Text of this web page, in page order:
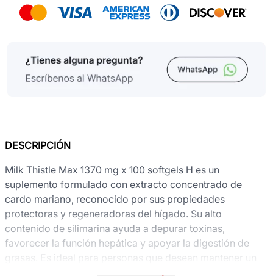
DESCRIPCIÓN
Milk Thistle Max 1370 mg x 100 softgels H es un
suplemento formulado con extracto concentrado de
cardo mariano, reconocido por sus propiedades
protectoras y regeneradoras del hígado. Su alto
contenido de silimarina ayuda a depurar toxinas,
favorecer la función hepática y apoyar la digestión de
grasas. Es ideal para personas que desean mantener un
hígado saludable, especialmente en casos de dietas altas